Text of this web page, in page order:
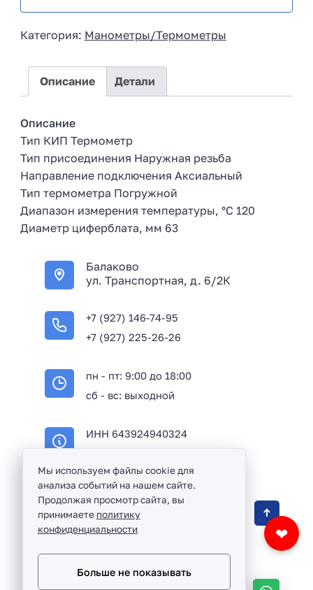
a
7
Категория: Манометры/Термометры
Описание Детали
Описание
Тип КИП Термометр
Тип присоединения Наружная резьба
Направление подключения Аксиальный
Тип термометра Погружной
Диапазон измерения температуры, °С 120
Диаметр циферблата, мм 63
Балаково
ул. Транспортная, д. 6/2К
+7 (927) 146-74-95
+7 (927) 225-26-26
пн - пт: 9:00 до 18:00
сб - вс: выходной
ИНН 643924940324
❤
Оптовая продажа сантехники и комплектующих
в Балаково и Саратовской области ©
Разработка сайта и дизайн:revtail.ru
Мы используем файлы cookie для
анализа событий на нашем сайте.
Продолжая просмотр сайта, вы
принимаете политику
конфиденциальности
Больше не показывать